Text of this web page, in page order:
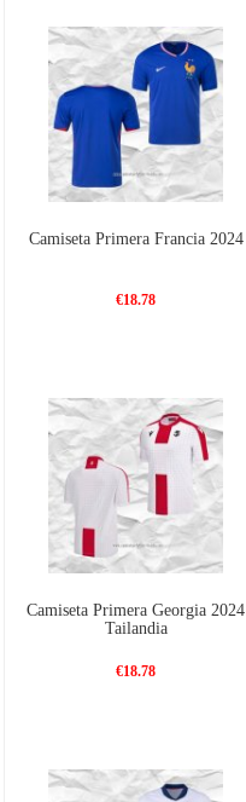
Camiseta Primera Francia 2024
€18.78
Camiseta Primera Georgia 2024
Tailandia
€18.78